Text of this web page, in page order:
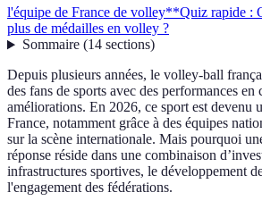
l'équipe de France de volley**Quiz rapide :
plus de médailles en volley ?
Sommaire(14 sections)
Depuis plusieurs années, le volley-ball
des fans de sports avec des performances en
améliorations. En 2026, ce sport est devenu
France, notamment grâce à des équipes
sur la scène internationale. Mais pourquoi
réponse réside dans une combinaison
infrastructures sportives, le développement
l'engagement des fédérations.